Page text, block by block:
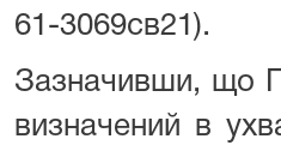
61-3069св21).
Зазначивши, що
визначений в